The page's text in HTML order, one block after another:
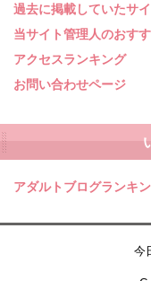
過去に掲載していたサ
当サイト管理人のおす
アクセスランキング
お問い合わせページ
アダルトブログランキ
今